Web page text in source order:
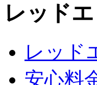
レッド
レッド
安心料